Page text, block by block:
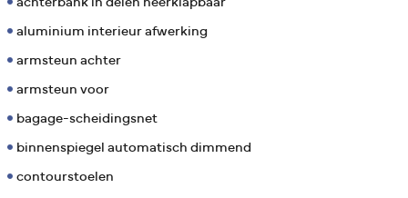
aluminium interieur afwerking
armsteun achter
armsteun voor
bagage-scheidingsnet
binnenspiegel automatisch dimmend
contourstoelen